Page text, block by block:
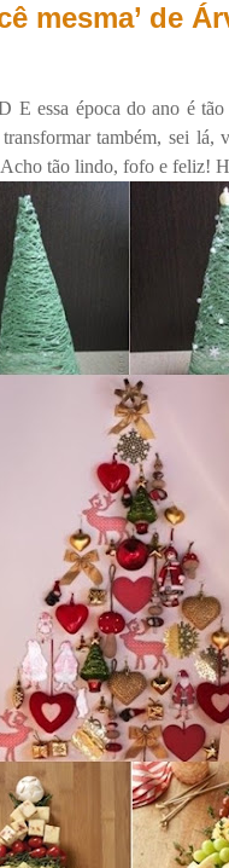
mesma’ de
E essa época do ano é
também, sei
tão lindo, fofo e feliz!